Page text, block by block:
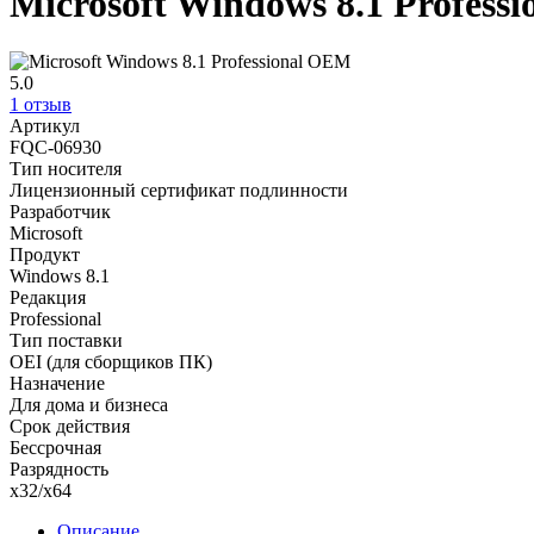
5.0
1 отзыв
Артикул
FQC-06930
Тип носителя
Лицензионный сертификат подлинности
Разработчик
Microsoft
Продукт
Windows 8.1
Редакция
Professional
Тип поставки
OEI (для сборщиков ПК)
Назначение
Для дома и бизнеса
Срок действия
Бессрочная
Разрядность
x32/x64